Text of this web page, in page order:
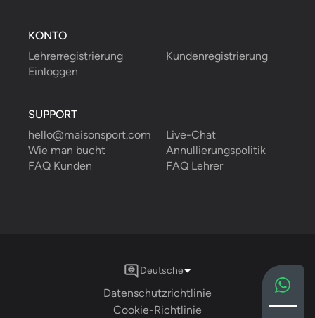
KONTO
Lehrerregistrierung
Kundenregistrierung
Einloggen
SUPPORT
hello@maisonsport.com
Live-Chat
Wie man bucht
Annullierungspolitik
FAQ Kunden
FAQ Lehrer
Cookie-Richtlinie
Datenschutzrichtlinie
Deutsche